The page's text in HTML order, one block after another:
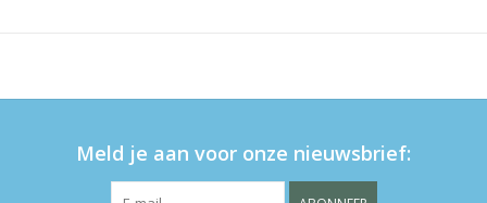
Meld je aan voor onze nieuwsbrief: